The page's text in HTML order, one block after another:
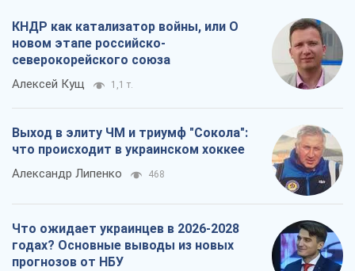
КНДР как катализатор войны, или О
новом этапе российско-
северокорейского союза
Алексей Кущ 1,1 т.
Выход в элиту ЧМ и триумф "Сокола":
что происходит в украинском хоккее
Александр Липенко 468
Что ожидает украинцев в 2026-2028
годах? Основные выводы из новых
прогнозов от НБУ